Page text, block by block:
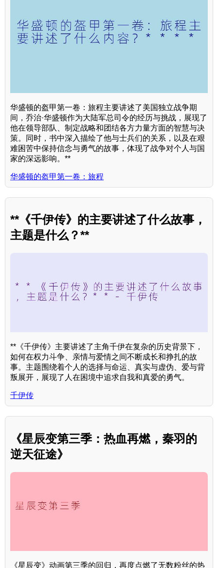
华盛顿的盔甲第一卷：旅程主要讲述了美国独立战争期
间，乔治·华盛顿作为大陆军总司令的经历与挑战，展现了
他在领导部队、制定战略和团结各方力量方面的智慧与决
策。同时，书中深入描绘了他与士兵们的关系，以及在艰
难困苦中保持信念与勇气的故事，体现了战争对个人与国
家的深远影响。**
华盛顿的盔甲第一卷：旅程
**《千伊传》的主要讲述了什么故事，
主题是什么？**
**《千伊传》主要讲述了主角千伊在复杂的历史背景下，
如何在权力斗争、亲情与爱情之间不断成长和挣扎的故
事。主题围绕着个人的选择与命运、真实与虚伪、爱与背
叛展开，展现了人在困境中追求自我和真爱的勇气。
千伊传
《星辰变第三季：热血再燃，秦羽的
逆天征途》
《星辰变》动画第三季的回归，再度点燃了无数粉丝的热